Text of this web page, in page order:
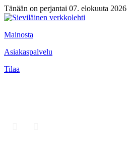
Tänään on perjantai 07. elokuuta 2026
Mainosta
Asiakaspalvelu
Tilaa